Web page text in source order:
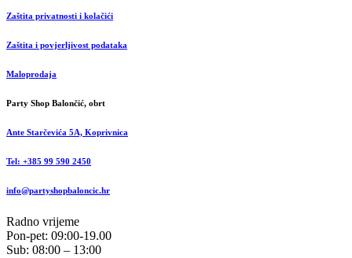
Zaštita privatnosti i kolačići
Zaštita i povjerljivost podataka
Maloprodaja
Party Shop Balončić, obrt
Ante Starčevića 5A, Koprivnica
Tel: +385 99 590 2450
info@partyshopbaloncic.hr
Radno vrijeme
Pon-pet: 09:00-19.00
Sub: 08:00 – 13:00